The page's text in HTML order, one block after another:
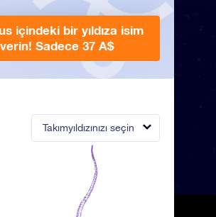
Takımyıldızınızı seçin
içindeki bir yıldıza isim
verin! Sadece 37 A$